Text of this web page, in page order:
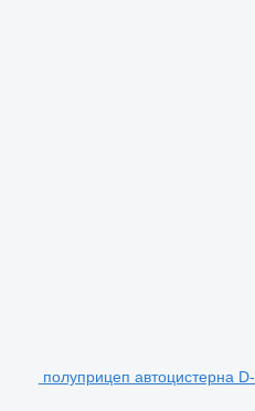
полуприцеп автоцистерна